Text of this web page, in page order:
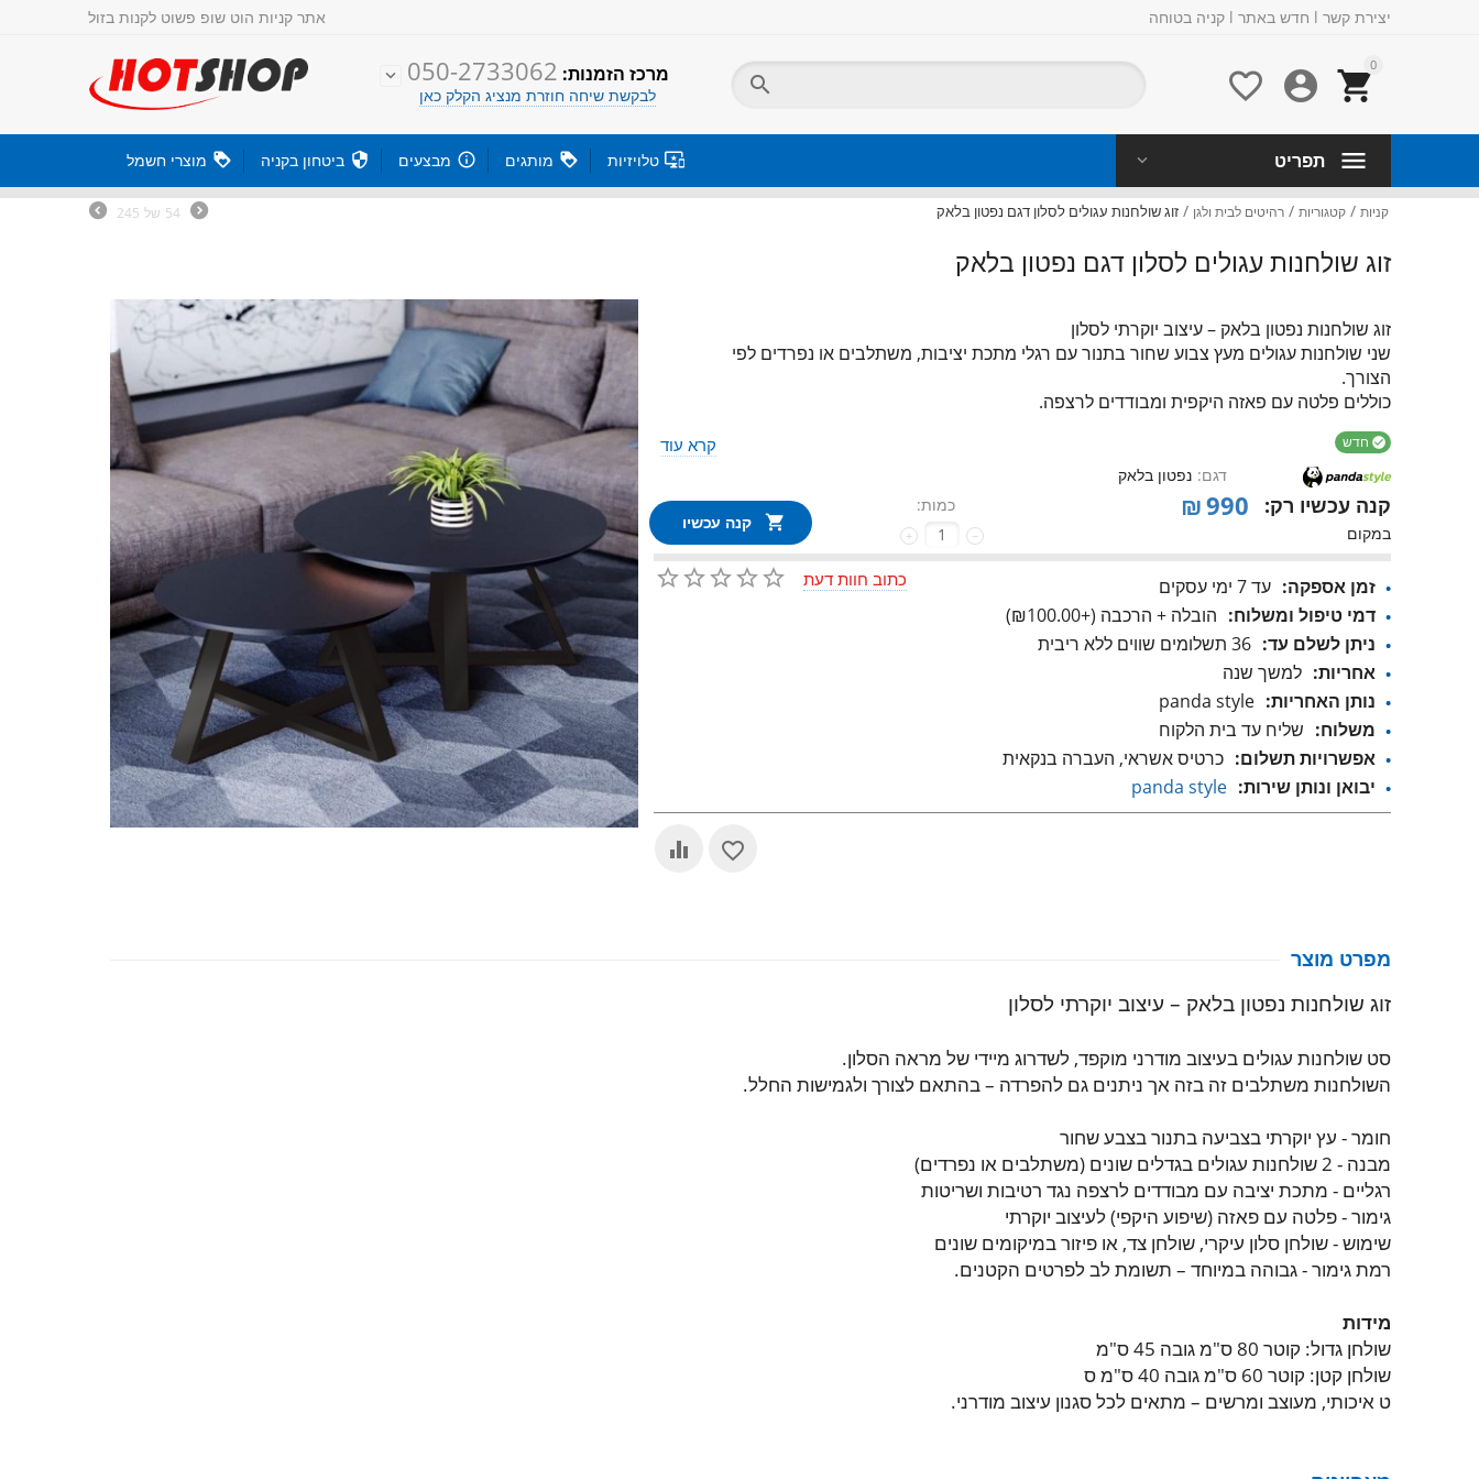
יצירת קשר חדש באתר קניה בטוחה אתר קניותהוט שופ פשוט לקנות בזול
0




050-2733062 :מרכז הזמנות 
לבקשת שיחה חוזרת מנציג הקלק כאן
תפריט  טלויזיות  מותגים  מבצעים  ביטחון בקניה  מוצרי חשמל
קניות / קטגוריות / רהיטים לבית ולגן / זוג שולחנות עגולים לסלון דגם נפטון בלאק 54 של 245
זוג שולחנות עגולים לסלון דגם נפטון בלאק
זוג שולחנות נפטון בלאק – עיצוב יוקרתי לסלון
שני שולחנות עגולים מעץ צבוע שחור בתנור עם רגלי מתכת יציבות, משתלבים או נפרדים לפי
הצורך.
כוללים פלטה עם פאזה היקפית ומבודדים לרצפה.
חדש  קרא עוד
דגם: נפטון בלאק
כמות:
+ −
קנה עכשיו
קנה עכשיו רק: 990
₪
במקום
כתוב חוות דעת זמן אספקה: עד 7 ימי עסקים
דמי טיפול ומשלוח: הובלה + הרכבה (+₪100.00)
ניתן לשלם עד: 36 תשלומים שווים ללא ריבית
אחריות: למשך שנה
נותן האחריות: panda style
משלוח: שליח עד בית הלקוח
אפשרויות תשלום: כרטיס אשראי, העברה בנקאית
יבואן ונותן שירות: panda style
מפרט מוצר
זוג שולחנות נפטון בלאק – עיצוב יוקרתי לסלון
סט שולחנות עגולים בעיצוב מודרני מוקפד, לשדרוג מיידי של מראה הסלון.
השולחנות משתלבים זה בזה אך ניתנים גם להפרדה – בהתאם לצורך ולגמישות החלל.
חומר - עץ יוקרתי בצביעה בתנור בצבע שחור
מבנה - 2 שולחנות עגולים בגדלים שונים (משתלבים או נפרדים)
רגליים - מתכת יציבה עם מבודדים לרצפה נגד רטיבות ושריטות
גימור - פלטה עם פאזה (שיפוע היקפי) לעיצוב יוקרתי
שימוש - שולחן סלון עיקרי, שולחן צד, או פיזור במיקומים שונים
רמת גימור - גבוהה במיוחד – תשומת לב לפרטים הקטנים.
מידות
שולחן גדול: קוטר 80 ס"מ גובה 45 ס"מ
שולחן קטן: קוטר 60 ס"מ גובה 40 ס"מ ס
ט איכותי, מעוצב ומרשים – מתאים לכל סגנון עיצוב מודרני.